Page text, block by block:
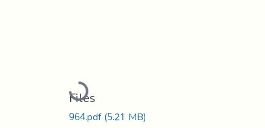
Loading...
Files
964.pdf(5.21 MB)